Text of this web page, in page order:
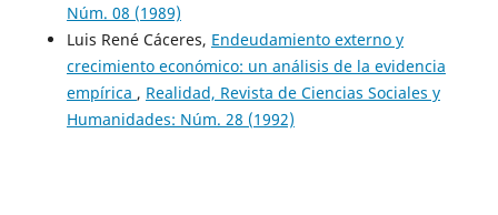
Núm. 08 (1989)
Luis René Cáceres, Endeudamiento externo y
crecimiento económico: un análisis de la evidencia
empírica , Realidad, Revista de Ciencias Sociales y
Humanidades: Núm. 28 (1992)